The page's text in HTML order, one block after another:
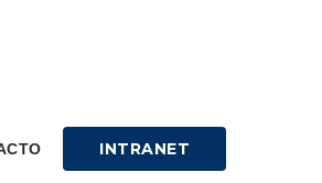
INTRANET